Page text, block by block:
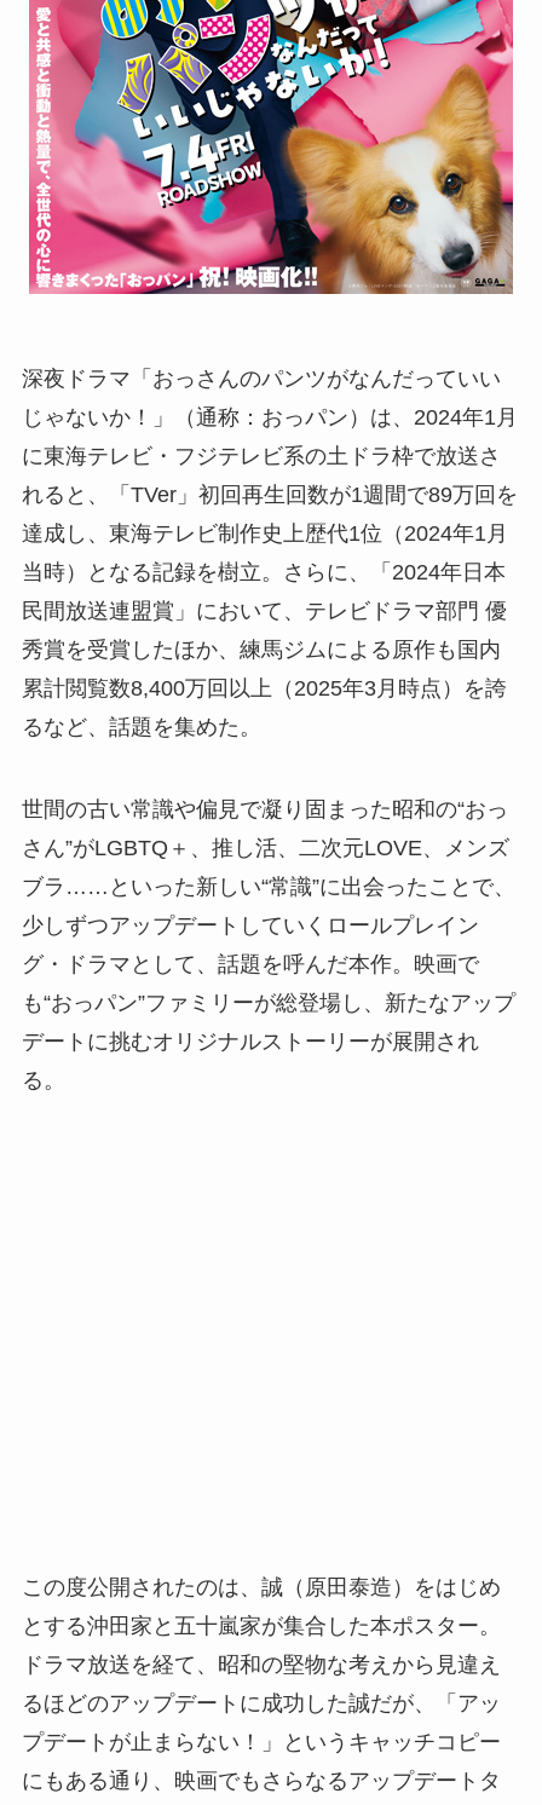
深夜ドラマ「おっさんのパンツがなんだっていい
じゃないか！」（通称：おっパン）は、2024年1月
に東海テレビ・フジテレビ系の土ドラ枠で放送さ
れると、「TVer」初回再生回数が1週間で89万回を
達成し、東海テレビ制作史上歴代1位（2024年1月
当時）となる記録を樹立。さらに、「2024年日本
民間放送連盟賞」において、テレビドラマ部門 優
秀賞を受賞したほか、練馬ジムによる原作も国内
累計閲覧数8,400万回以上（2025年3月時点）を誇
るなど、話題を集めた。
世間の古い常識や偏見で凝り固まった昭和の“おっ
さん”がLGBTQ＋、推し活、二次元LOVE、メンズ
ブラ……といった新しい“常識”に出会ったことで、
少しずつアップデートしていくロールプレイン
グ・ドラマとして、話題を呼んだ本作。映画で
も“おっパン”ファミリーが総登場し、新たなアップ
デートに挑むオリジナルストーリーが展開され
る。
この度公開されたのは、誠（原田泰造）をはじめ
とする沖田家と五十嵐家が集合した本ポスター。
ドラマ放送を経て、昭和の堅物な考えから見違え
るほどのアップデートに成功した誠だが、「アッ
プデートが止まらない！」というキャッチコピー
にもある通り、映画でもさらなるアップデートタ